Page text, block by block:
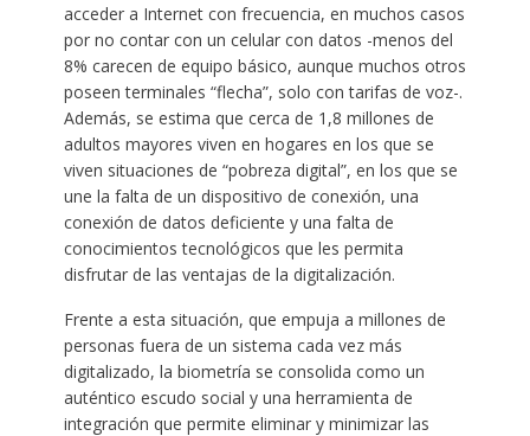
acceder a Internet con frecuencia, en muchos casos
por no contar con un celular con datos -menos del
8% carecen de equipo básico, aunque muchos otros
poseen terminales “flecha”, solo con tarifas de voz-.
Además, se estima que cerca de 1,8 millones de
adultos mayores viven en hogares en los que se
viven situaciones de “pobreza digital”, en los que se
une la falta de un dispositivo de conexión, una
conexión de datos deficiente y una falta de
conocimientos tecnológicos que les permita
disfrutar de las ventajas de la digitalización.
Frente a esta situación, que empuja a millones de
personas fuera de un sistema cada vez más
digitalizado, la biometría se consolida como un
auténtico escudo social y una herramienta de
integración que permite eliminar y minimizar las